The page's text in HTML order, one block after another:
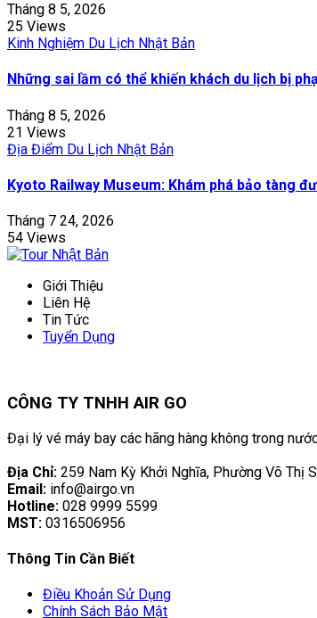
Tháng 8 5, 2026
25 Views
Kinh Nghiệm Du Lịch Nhật Bản
Những sai lầm có thể khiến khách du lịch bị
Tháng 8 5, 2026
21 Views
Địa Điểm Du Lịch Nhật Bản
Kyoto Railway Museum: Khám phá bảo tàng
Tháng 7 24, 2026
54 Views
Giới Thiệu
Liên Hệ
Tin Tức
Tuyển Dụng
CÔNG TY TNHH AIR GO
Đại lý vé máy bay các hãng hàng không trong
Địa Chỉ: 259 Nam Kỳ Khởi Nghĩa, Phường Võ Thị
Email: info@airgo.vn
Hotline: 028 9999 5599
MST: 0316506956
Thông Tin Cần Biết
Điều Khoản Sử Dụng
Chính Sách Bảo Mật